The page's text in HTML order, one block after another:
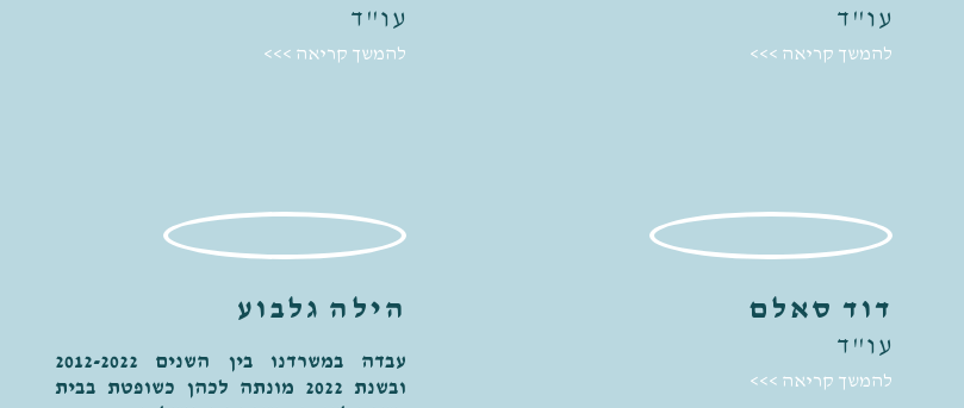
עו"ד
להמשך קריאה >>>
עו"ד
להמשך קריאה >>>
דוד סאלם
עו"ד
להמשך קריאה >>>
הילה גלבוע
עבדה במשרדנו בין השנים 2012-2022
ובשנת 2022 מונתה לכהן כשופטת בבית